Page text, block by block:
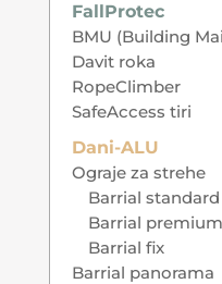
FallProtec
BMU (Building
Davit roka
RopeClimber
SafeAccess tiri
Dani-ALU
Ograje za strehe
Barrial standard
Barrial premium
Barrial fix
Barrial panorama